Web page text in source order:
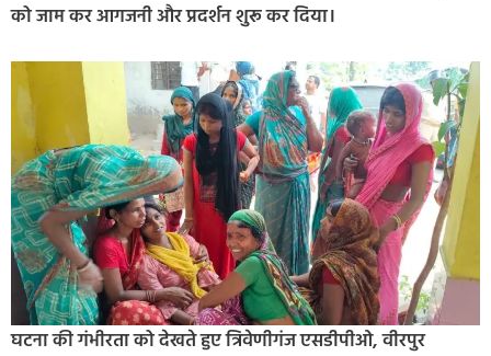
को जाम कर आगजनी और प्रदर्शन शुरू कर दिया।
घटना की गंभीरता को देखते हुए त्रिवेणीगंज एसडीपीओ, वीरपुर